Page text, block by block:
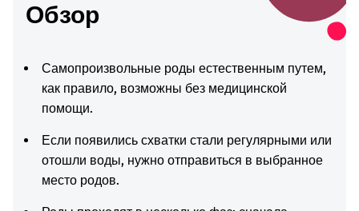
Обзор
Самопроизвольные роды естественным путем,
как правило, возможны без медицинской
помощи.
Если появились схватки стали регулярными или
отошли воды, нужно отправиться в выбранное
место родов.